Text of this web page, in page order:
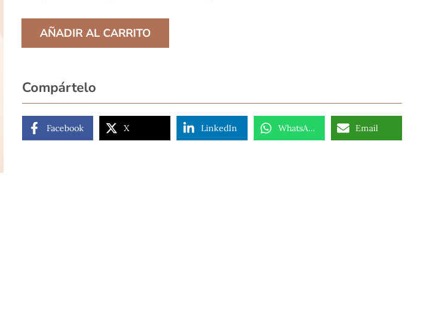
Cremas
cantidad
AÑADIR AL CARRITO
Compártelo
Facebook X LinkedIn WhatsApp Email